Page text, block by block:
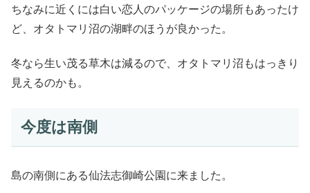
ちなみに近くには白い恋人のパッケージの場所もあったけ
ど、オタトマリ沼の湖畔のほうが良かった。
冬なら生い茂る草木は減るので、オタトマリ沼もはっきり
見えるのかも。
今度は南側
島の南側にある仙法志御崎公園に来ました。